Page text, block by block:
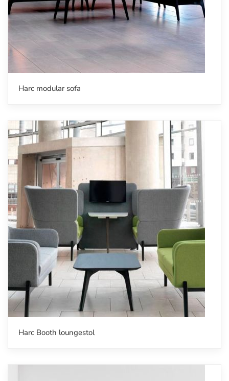
Harc modular sofa
Harc Booth loungestol